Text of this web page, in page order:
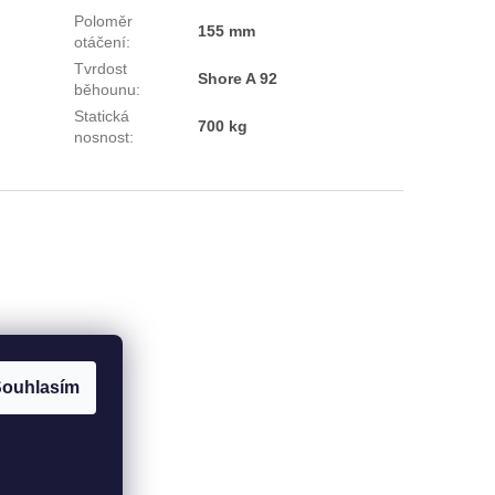
Poloměr
otáčení:
155 mm
Tvrdost
běhounu:
Shore A 92
Statická
nosnost:
700 kg